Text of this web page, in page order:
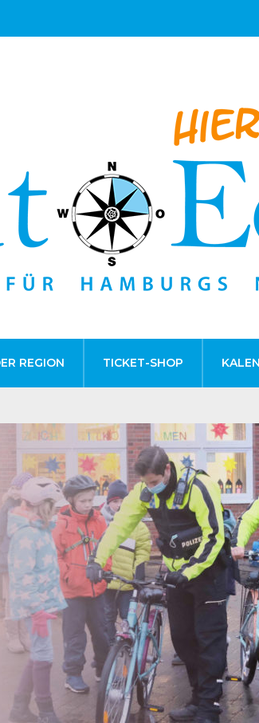
REGION TICKET-SHOP